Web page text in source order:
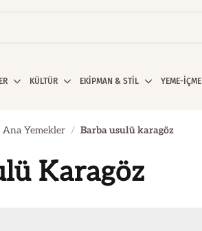
KÜLTÜR EKİPMAN & STİL YEME-İÇME
Ana Yemekler Barba usulü karagöz
Karagöz